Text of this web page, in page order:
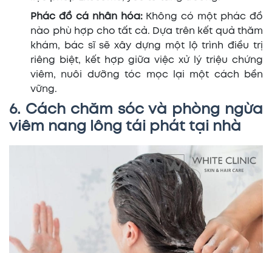
Phác đồ cá nhân hóa:Không có một phác đồ
nào phù hợp cho tất cả. Dựa trên kết quả thăm
khám, bác sĩ sẽ xây dựng một lộ trình điều trị
riêng biệt, kết hợp giữa việc xử lý triệu chứng
viêm, nuôi dưỡng tóc mọc lại một cách bền
vững.
6. Cách chăm sóc và phòng ngừa
viêm nang lông tái phát tại nhà